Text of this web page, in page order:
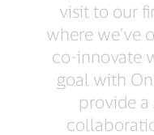
visit to our
where we’ve
co-innovate
goal with
provide a